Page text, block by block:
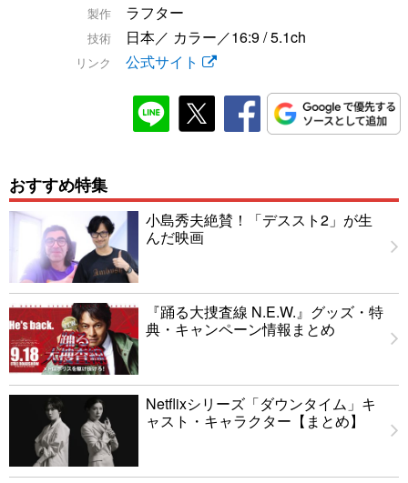
製作 ラフター
技術 日本／ カラー／16:9 / 5.1ch
リンク 公式サイト
おすすめ特集
小島秀夫絶賛！「デススト2」が生
んだ映画
『踊る大捜査線 N.E.W.』グッズ・特
典・キャンペーン情報まとめ
Netflixシリーズ「ダウンタイム」キ
ャスト・キャラクター【まとめ】